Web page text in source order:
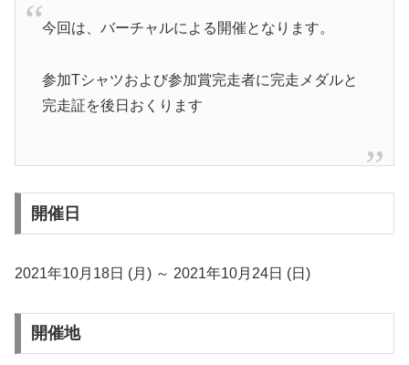
今回は、バーチャルによる開催となります。
参加Tシャツおよび参加賞完走者に完走メダルと
完走証を後日おくります
開催日
2021年10月18日 (月) ～ 2021年10月24日 (日)
開催地